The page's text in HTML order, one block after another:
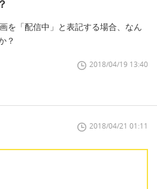
を「配信中」と表記する場合、なん
？
2018/04/19 13:40
2018/04/21 01:11